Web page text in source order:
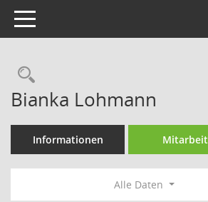
Toggle navigation
Rechercheauswahl
Bianka Lohmann
Informationen Mitarbeit
Alle Daten